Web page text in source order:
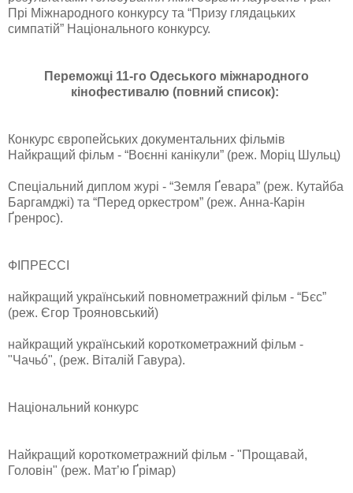
Прі Міжнародного конкурсу та “Призу глядацьких
симпатій” Національного конкурсу.
Переможці 11-го Одеського міжнародного
кінофестивалю (повний список):
Конкурс європейських документальних фільмів
Найкращий фільм - “Воєнні канікули” (реж. Моріц Шульц)
Спеціальний диплом журі - “Земля Ґеварa” (реж. Кутайба
Баргамджі) та “Перед оркестром” (реж. Анна-Карін
Ґренрос).
ФІПРЕССІ
найкращий український повнометражний фільм - “Бєс”
(реж. Єгор Трояновський)
найкращий український короткометражний фільм -
"Чачьó", (реж. Віталій Гавура).
Національний конкурс
Найкращий короткометражний фільм - "Прощавай,
Головін" (реж. Мат’ю Ґрімар)